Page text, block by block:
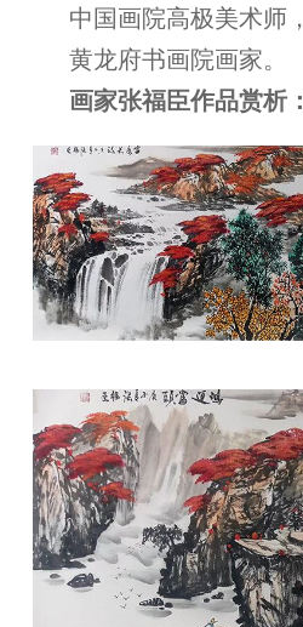
中国画院高极美术师，
黄龙府书画院画家。
画家张福臣作品赏析：